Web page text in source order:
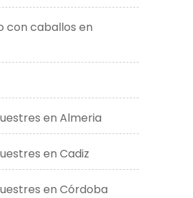
con caballos en
en Almeria
en Cadiz
en Córdoba